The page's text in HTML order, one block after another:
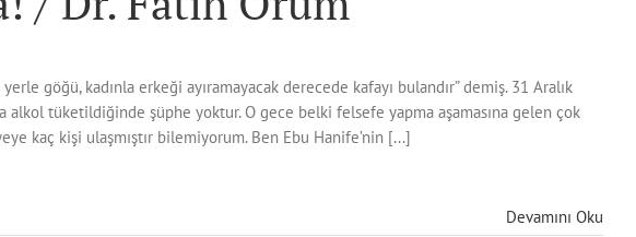
göğü, kadınla erkeği ayıramayacak derecede kafayı bulandır” demiş. 31 Aralık
tüketildiğinde şüphe yoktur. O gece belki felsefe yapma aşamasına gelen çok
kaç kişi ulaşmıştır bilemiyorum. Ben Ebu Hanife’nin [...]
Devamını Oku